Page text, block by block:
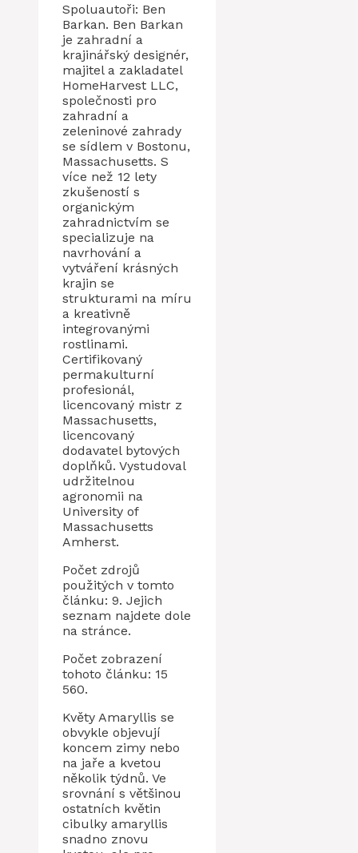
Spoluautoři: Ben
Barkan. Ben Barkan
je zahradní a
krajinářský designér,
majitel a zakladatel
HomeHarvest LLC,
společnosti pro
zahradní a
zeleninové zahrady
se sídlem v Bostonu,
Massachusetts. S
více než 12 lety
zkušeností s
organickým
zahradnictvím se
specializuje na
navrhování a
vytváření krásných
krajin se
strukturami na míru
a kreativně
integrovanými
rostlinami.
Certifikovaný
permakulturní
profesionál,
licencovaný mistr z
Massachusetts,
licencovaný
dodavatel bytových
doplňků. Vystudoval
udržitelnou
agronomii na
University of
Massachusetts
Amherst.
Počet zdrojů
použitých v tomto
článku: 9. Jejich
seznam najdete dole
na stránce.
Počet zobrazení
tohoto článku: 15
560.
Květy Amaryllis se
obvykle objevují
koncem zimy nebo
na jaře a kvetou
několik týdnů. Ve
srovnání s většinou
ostatních květin
cibulky amaryllis
snadno znovu